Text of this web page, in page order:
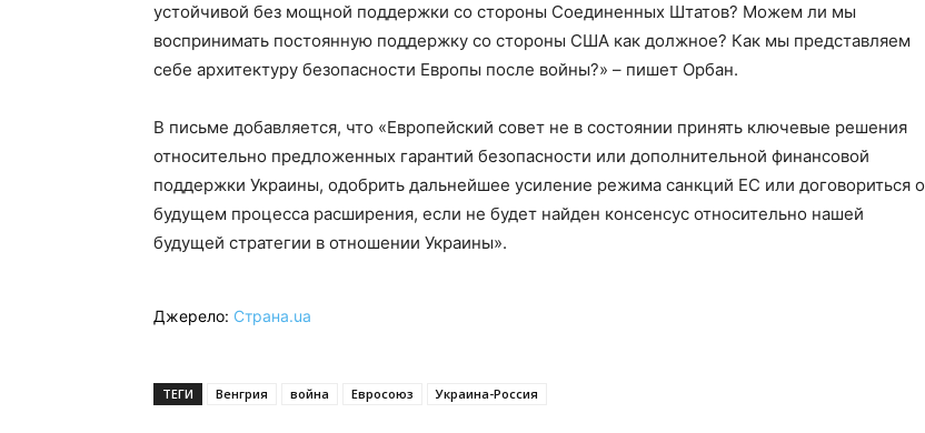
устойчивой без мощной поддержки со стороны Соединенных Штатов? Можем ли мы
воспринимать постоянную поддержку со стороны США как должное? Как мы представляем
себе архитектуру безопасности Европы после войны?» – пишет Орбан.
В письме добавляется, что «Европейский совет не в состоянии принять ключевые решения
относительно предложенных гарантий безопасности или дополнительной финансовой
поддержки Украины, одобрить дальнейшее усиление режима санкций ЕС или договориться о
будущем процесса расширения, если не будет найден консенсус относительно нашей
будущей стратегии в отношении Украины».
Джерело: Страна.ua
ТЕГИ Венгрия война Евросоюз Украина-Россия